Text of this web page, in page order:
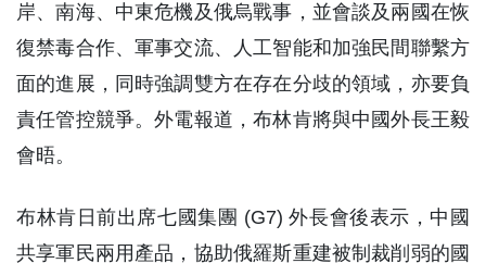
岸、南海、中東危機及俄烏戰事，並會談及兩國在恢
復禁毒合作、軍事交流、人工智能和加強民間聯繫方
面的進展，同時強調雙方在存在分歧的領域，亦要負
責任管控競爭。外電報道，布林肯將與中國外長王毅
會晤。
布林肯日前出席七國集團 (G7) 外長會後表示，中國
共享軍民兩用產品，協助俄羅斯重建被制裁削弱的國